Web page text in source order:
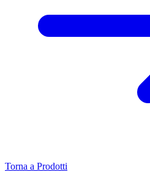
Torna a Prodotti